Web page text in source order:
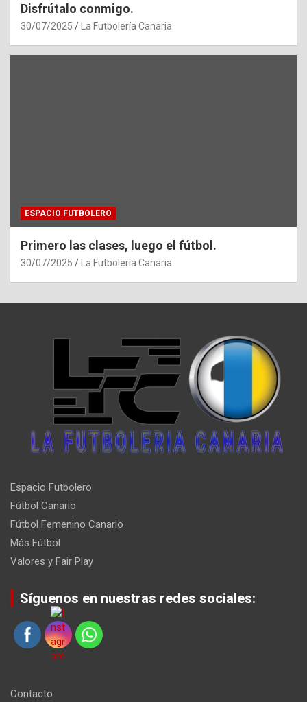
Disfrútalo conmigo.
30/07/2025 La Futbolería Canaria
ESPACIO FUTBOLERO
Primero las clases, luego el fútbol.
30/07/2025 La Futbolería Canaria
Espacio Futbolero
Fútbol Canario
Fútbol Femenino Canario
Más Fútbol
Valores y Fair Play
Síguenos en nuestras redes sociales:
Contacto